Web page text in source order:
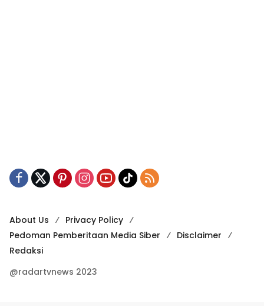
About Us
Privacy Policy
Pedoman Pemberitaan Media Siber
Disclaimer
Redaksi
@radartvnews 2023